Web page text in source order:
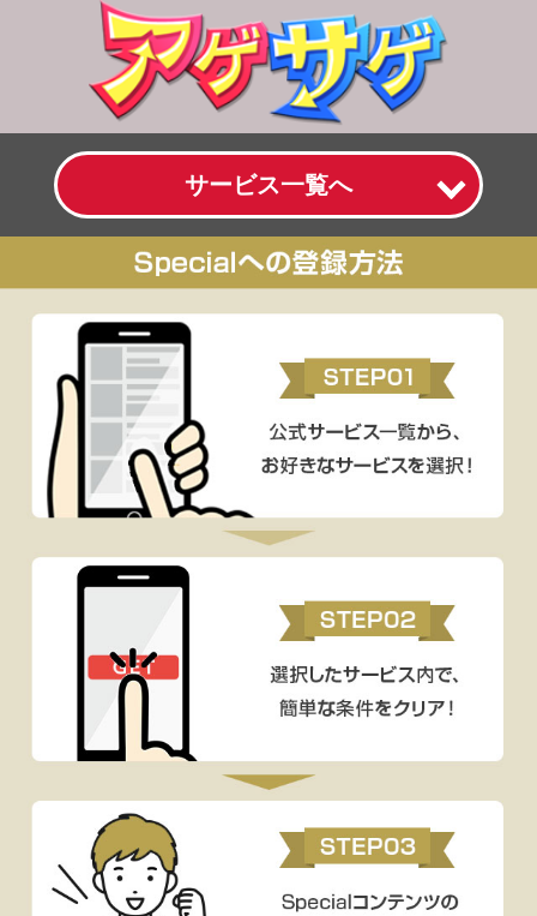
サービス一覧へ